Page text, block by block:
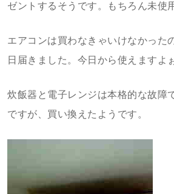
ゼントするそうです。もちろん未使
エアコンは買わなきゃいけなかった
日届きました。今日から使えますよ
炊飯器と電子レンジは本格的な故障
ですが、買い換えたようです。